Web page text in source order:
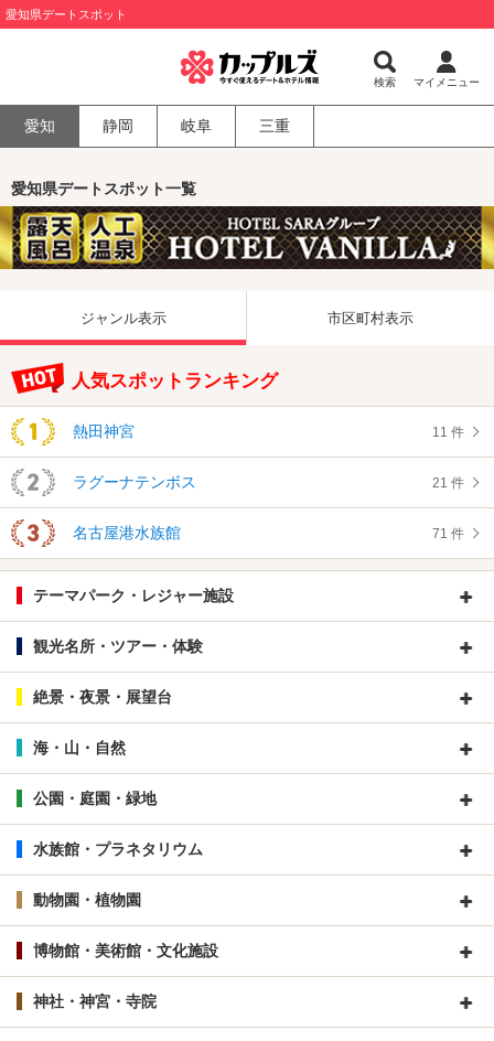
愛知県デートスポット
検索 マイメニュー
愛知 静岡 岐阜 三重
愛知県デートスポット一覧
ジャンル表示 市区町村表示
人気スポットランキング
熱田神宮 11 件
ラグーナテンボス 21 件
名古屋港水族館 71 件
テーマパーク・レジャー施設
観光名所・ツアー・体験
絶景・夜景・展望台
海・山・自然
公園・庭園・緑地
水族館・プラネタリウム
動物園・植物園
博物館・美術館・文化施設
神社・神宮・寺院